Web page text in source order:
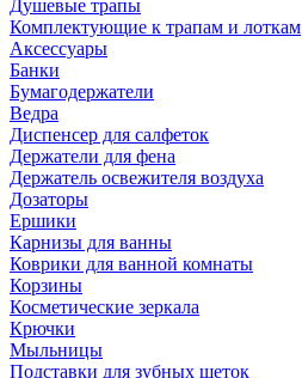
Душевые трапы
Комплектующие к трапам и лоткам
Аксессуары
Банки
Бумагодержатели
Ведра
Диспенсер для салфеток
Держатели для фена
Держатель освежителя воздуха
Дозаторы
Ершики
Карнизы для ванны
Коврики для ванной комнаты
Корзины
Косметические зеркала
Крючки
Мыльницы
Подставки для зубных щеток